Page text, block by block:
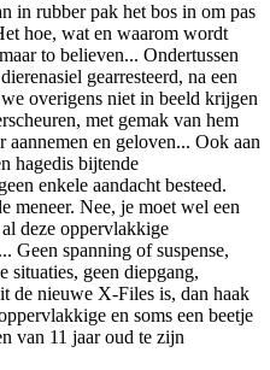
in rubber pak het bos in om pas
hoe, wat en waarom wordt
to believen... Ondertussen
gearresteerd, na een
overigens niet in beeld krijgen
met gemak van hem
aannemen en geloven... Ook aan
hagedis bijtende
enkele aandacht besteed.
meneer. Nee, je moet wel een
deze oppervlakkige
Geen spanning of suspense,
situaties, geen diepgang,
de nieuwe X-Files is, dan haak
en soms een beetje
van 11 jaar oud te zijn